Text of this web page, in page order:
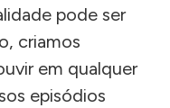
pode ser
criamos
em qualquer
episódios